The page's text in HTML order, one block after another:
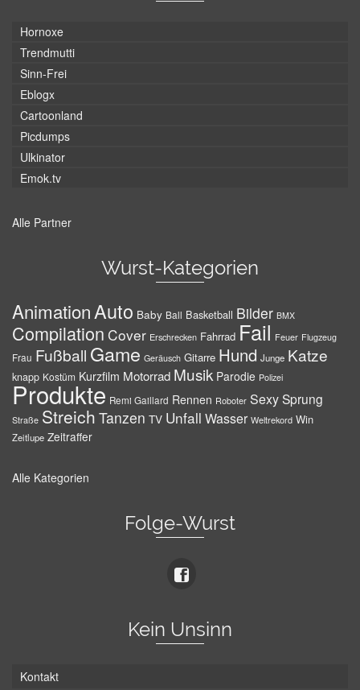
Hornoxe
Trendmutti
Sinn-Frei
Eblogx
Cartoonland
Picdumps
Ulkinator
Emok.tv
Alle Partner
Wurst-Kategorien
AnimationAuto Baby Ball Basketball Bilder BMX
Compilation Cover Erschrecken Fahrrad Fail Feuer Flugzeug
Frau Fußball Game Geräusch Gitarre Hund Junge Katze
knapp Kostüm Kurzfilm Motorrad Musik Parodie Polizei
Produkte Remi Gaillard Rennen Roboter SexySprung
Straße Streich Tanzen TV Unfall Wasser Weltrekord Win
Zeitlupe Zeitraffer
Alle Kategorien
Folge-Wurst
Kein Unsinn
Kontakt